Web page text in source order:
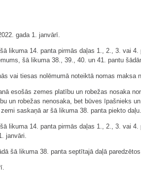
gada 1. janvārī.
likuma 14. panta pirmās daļas 1., 2., 3. vai
šā likuma 38., 39., 40. un 41. pantu
vai tiesas nolēmumā noteiktā nomas maksa
esošās zemes platību un robežas nosaka
un robežas nenosaka, bet būves īpašnieks
saskaņā ar šā likuma 38. panta piekto daļu.
likuma 14. panta pirmās daļas 1., 2., 3. vai
janvāri.
šā likuma 38. panta septītajā daļā